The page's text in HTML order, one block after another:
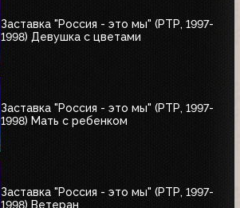
Заставка "Россия - это мы" (РТР, 1997-
1998) Девушка с цветами
Заставка "Россия - это мы" (РТР, 1997-
1998) Мать с ребенком
Заставка "Россия - это мы" (РТР, 1997-
1998) Ветеран